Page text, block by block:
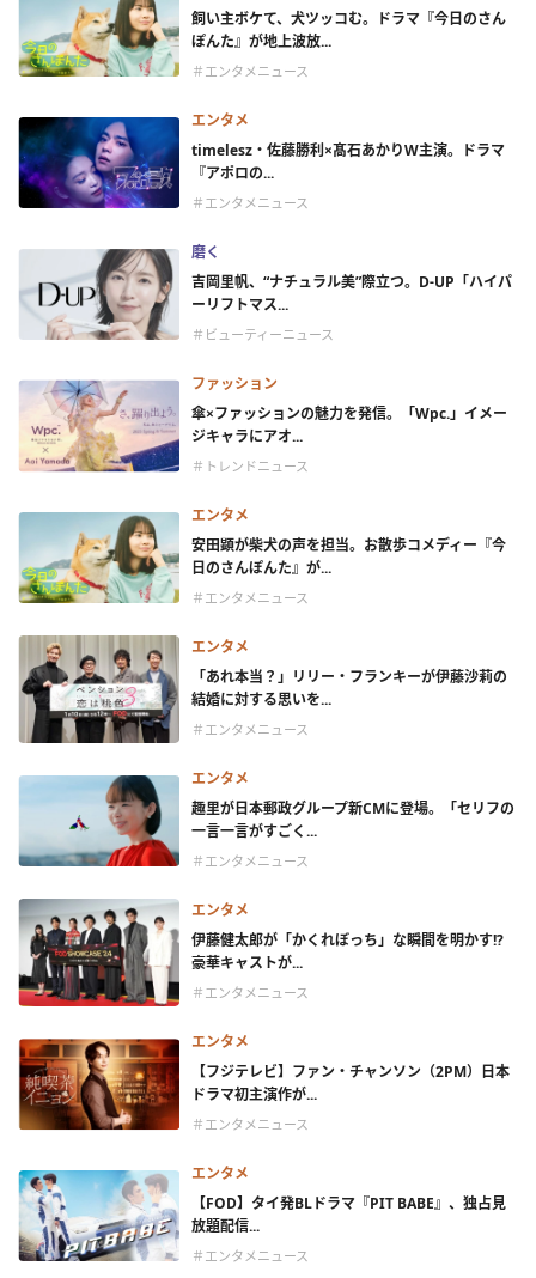
飼い主ボケて、犬ツッコむ。ドラマ『今日のさん
ぽんた』が地上波放...
＃エンタメニュース
エンタメ
timelesz・佐藤勝利×髙石あかりW主演。ドラマ
『アポロの...
＃エンタメニュース
磨く
吉岡里帆、“ナチュラル美”際立つ。D-UP「ハイパ
ーリフトマス...
＃ビューティーニュース
ファッション
傘×ファッションの魅力を発信。「Wpc.」イメー
ジキャラにアオ...
＃トレンドニュース
エンタメ
安田顕が柴犬の声を担当。お散歩コメディー『今
日のさんぽんた』が...
＃エンタメニュース
エンタメ
「あれ本当？」リリー・フランキーが伊藤沙莉の
結婚に対する思いを...
＃エンタメニュース
エンタメ
趣里が日本郵政グループ新CMに登場。「セリフの
一言一言がすごく...
＃エンタメニュース
エンタメ
伊藤健太郎が「かくれぼっち」な瞬間を明かす!?
豪華キャストが...
＃エンタメニュース
エンタメ
【フジテレビ】ファン・チャンソン（2PM）日本
ドラマ初主演作が...
＃エンタメニュース
エンタメ
【FOD】タイ発BLドラマ『PIT BABE』、独占見
放題配信...
＃エンタメニュース